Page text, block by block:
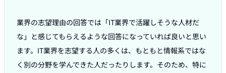
業界の志望理由の回答では「IT業界で活躍しそうな人材だ
な」と感じてもらえるような回答になっていれば良いと思い
ます。IT業界を志望する人の多くは、もともと情報系ではな
く別の分野を学んできた人だったりします。そのため、特に